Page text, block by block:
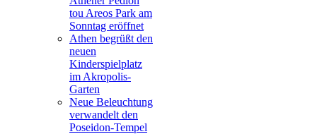
tou Areos Park am
Sonntag eröffnet
Athen begrüßt den
neuen
Kinderspielplatz
im Akropolis-
Garten
Neue Beleuchtung
verwandelt den
Poseidon-Tempel